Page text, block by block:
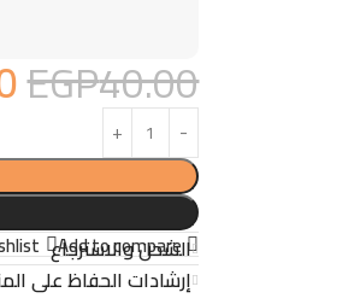
EGP40.00
Add to compare
الشحن والاسترجاع
إرشادات الحفاظ على